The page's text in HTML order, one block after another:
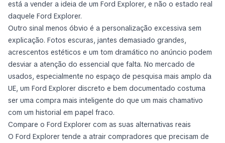
está a vender a ideia de um Ford Explorer, e não o estado real
daquele Ford Explorer.
Outro sinal menos óbvio é a personalização excessiva sem
explicação. Fotos escuras, jantes demasiado grandes,
acrescentos estéticos e um tom dramático no anúncio podem
desviar a atenção do essencial que falta. No mercado de
usados, especialmente no espaço de pesquisa mais amplo da
UE, um Ford Explorer discreto e bem documentado costuma
ser uma compra mais inteligente do que um mais chamativo
com um historial em papel fraco.
Compare o Ford Explorer com as suas alternativas reais
O Ford Explorer tende a atrair compradores que precisam de